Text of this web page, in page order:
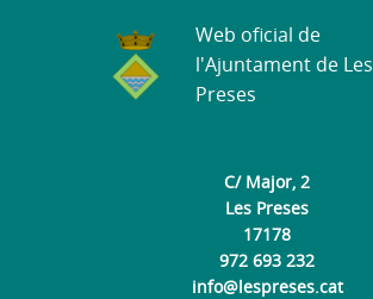
C/ Major, 2
Les Preses
17178
972 693 232
info@lespreses.cat
Web oficial de
l'Ajuntament de Les
Preses